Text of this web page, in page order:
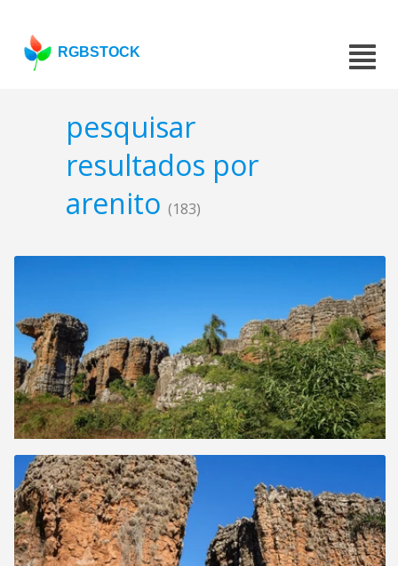
RGBSTOCK
pesquisar
resultados por
arenito (183)